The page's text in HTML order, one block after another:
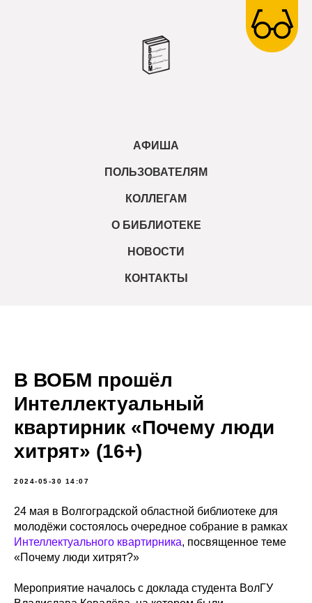
АФИША
ПОЛЬЗОВАТЕЛЯМ
КОЛЛЕГАМ
О БИБЛИОТЕКЕ
НОВОСТИ
КОНТАКТЫ
В ВОБМ прошёл
Интеллектуальный
квартирник «Почему люди
хитрят» (16+)
2024-05-30 14:07
24 мая в Волгоградской областной библиотеке для
молодёжи состоялось очередное собрание в рамках
Интеллектуального квартирника, посвященное теме
«Почему люди хитрят?»
Мероприятие началось с доклада студента ВолГУ